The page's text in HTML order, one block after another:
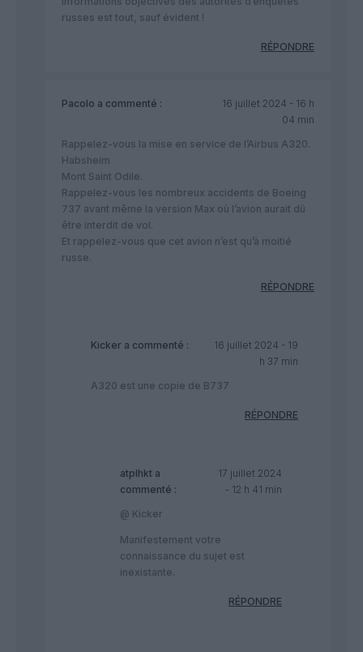
russes est tout, sauf évident !
RÉPONDRE
Pacolo a commenté :
16 juillet 2024 - 16 h
04 min
Rappelez-vous la mise en service de l’Airbus A320.
Habsheim
Mont Saint Odile.
Rappelez-vous les nombreux accidents de Boeing
737 avant même la version Max où l’avion aurait dû
être interdit de vol.
Et rappelez-vous que cet avion n’est qu’à moitié
russe.
RÉPONDRE
Kicker a commenté :
16 juillet 2024 - 19
h 37 min
A320 est une copie de B737
RÉPONDRE
atplhkt a
commenté :
17 juillet 2024
- 12 h 41 min
@ Kicker
Manifestement votre
connaissance du sujet est
inexistante.
RÉPONDRE